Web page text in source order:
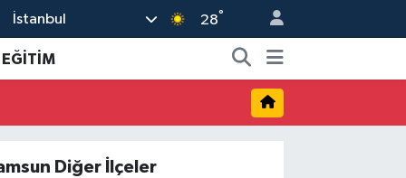
İstanbul 28°
EĞİTİM
Diğer İlçeler